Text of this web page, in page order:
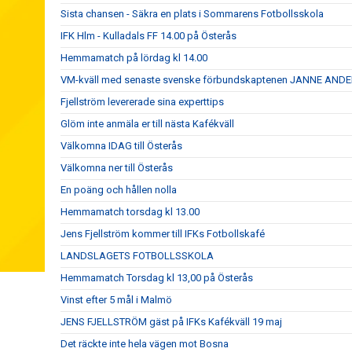
Sista chansen - Säkra en plats i Sommarens Fotbollsskola
IFK Hlm - Kulladals FF 14.00 på Österås
Hemmamatch på lördag kl 14.00
VM-kväll med senaste svenske förbundskaptenen JANNE
Fjellström levererade sina experttips
Glöm inte anmäla er till nästa Kafékväll
Välkomna IDAG till Österås
Välkomna ner till Österås
En poäng och hållen nolla
Hemmamatch torsdag kl 13.00
Jens Fjellström kommer till IFKs Fotbollskafé
LANDSLAGETS FOTBOLLSSKOLA
Hemmamatch Torsdag kl 13,00 på Österås
Vinst efter 5 mål i Malmö
JENS FJELLSTRÖM gäst på IFKs Kafékväll 19 maj
Det räckte inte hela vägen mot Bosna